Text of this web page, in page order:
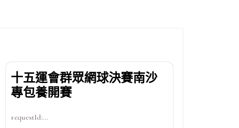
十五運會群眾網球決賽南沙
專包養開賽
requestId:...